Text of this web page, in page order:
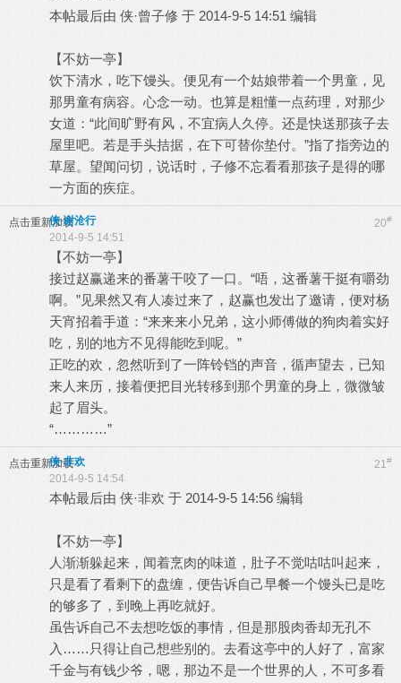
本帖最后由 侠·曾子修 于 2014-9-5 14:51 编辑
【不妨一亭】
饮下清水，吃下馒头。便见有一个姑娘带着一个男童，见
那男童有病容。心念一动。也算是粗懂一点药理，对那少
女道：“此间旷野有风，不宜病人久停。还是快送那孩子去
屋里吧。若是手头拮据，在下可替你垫付。”指了指旁边的
草屋。望闻问切，说话时，子修不忘看看那孩子是得的哪
一方面的疾症。
点击重新加载 20#
侠·谢沧行
2014-9-5 14:51
【不妨一亭】
接过赵赢递来的番薯干咬了一口。“唔，这番薯干挺有嚼劲
啊。”见果然又有人凑过来了，赵赢也发出了邀请，便对杨
天宵招着手道：“来来来小兄弟，这小师傅做的狗肉着实好
吃，别的地方不见得能吃到呢。”
正吃的欢，忽然听到了一阵铃铛的声音，循声望去，已知
来人来历，接着便把目光转移到那个男童的身上，微微皱
起了眉头。
“…………”
点击重新加载 21#
侠·非欢
2014-9-5 14:54
本帖最后由 侠·非欢 于 2014-9-5 14:56 编辑
【不妨一亭】
人渐渐躲起来，闻着烹肉的味道，肚子不觉咕咕叫起来，
只是看了看剩下的盘缠，便告诉自己早餐一个馒头已是吃
的够多了，到晚上再吃就好。
虽告诉自己不去想吃饭的事情，但是那股肉香却无孔不
入……只得让自己想些别的。去看这亭中的人好了，富家
千金与有钱少爷，嗯，那边不是一个世界的人，不可多看